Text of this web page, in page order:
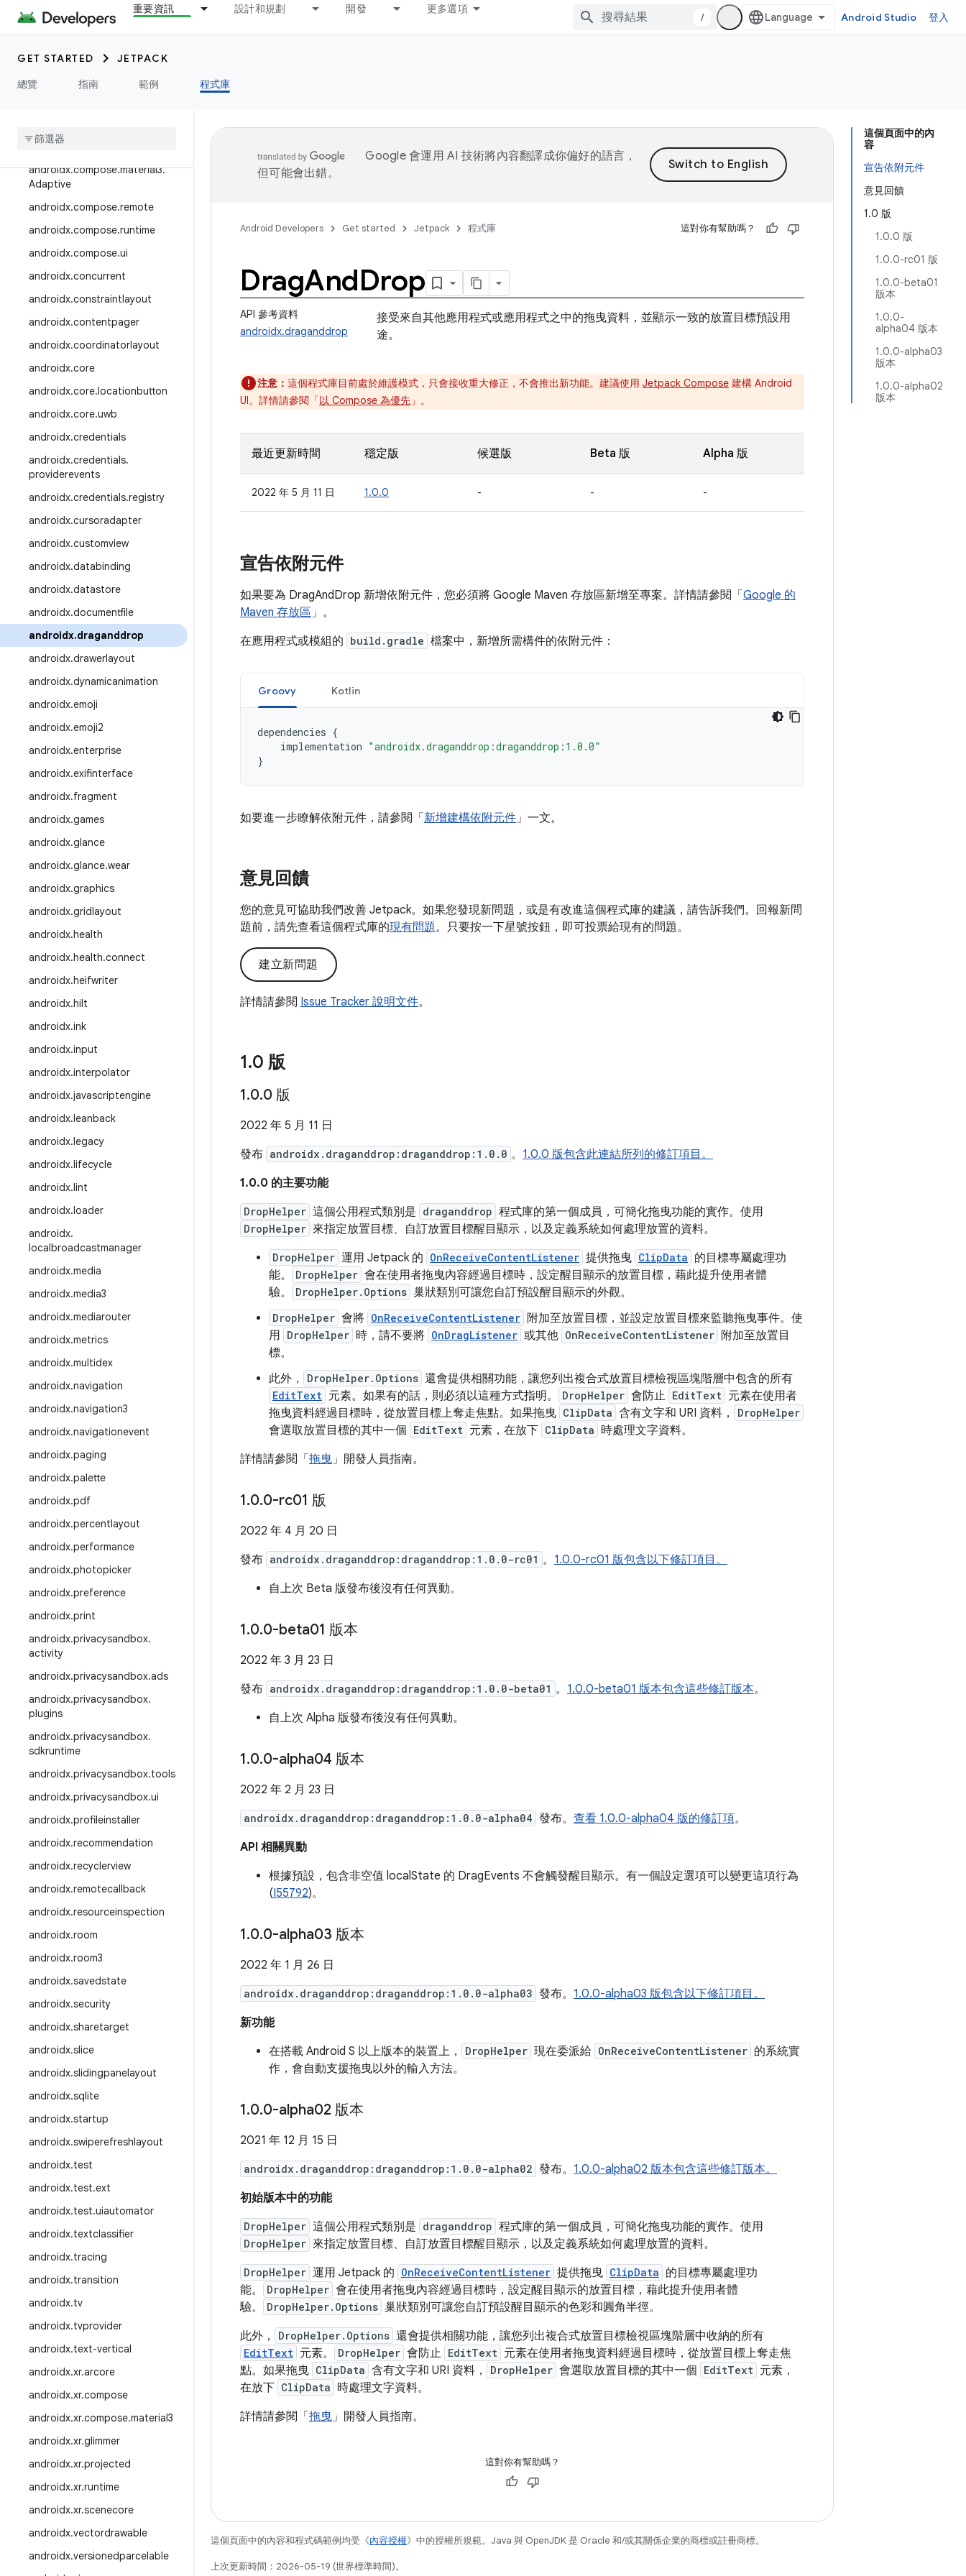
重要資訊 設計和規劃 開發 更多選項
/ Android Studio 登入
GET STARTED
JETPACK
總覽
指南 範例 程式庫
androidx.collection
androidx.compose
androidx.compose.animation
androidx.compose.compiler
androidx
androidx.compose.material3.
Adaptive
androidx.compose.remote
androidx.compose.runtime
androidx.compose.ui
androidx.concurrent
androidx.constraintlayout
androidx.contentpager
androidx.coordinatorlayout
androidx.core
androidx.core.locationbutton
androidx.core.uwb
androidx.credentials
androidx.credentials.
providerevents
androidx.credentials.registry
androidx.cursoradapter
androidx.customview
androidx.databinding
androidx.datastore
androidx.documentfile
androidx.draganddrop
androidx.drawerlayout
androidx.dynamicanimation
androidx.emoji
androidx.emoji2
androidx.enterprise
androidx.exifinterface
androidx.fragment
androidx.games
androidx.glance
androidx.glance.wear
androidx.graphics
androidx.gridlayout
androidx.health
androidx.health.connect
androidx.heifwriter
androidx.hilt
androidx.ink
androidx.input
androidx.interpolator
androidx.javascriptengine
androidx.leanback
androidx.legacy
androidx.lifecycle
androidx.lint
androidx.loader
androidx.
localbroadcastmanager
androidx.media
androidx.media3
androidx.mediarouter
androidx.metrics
androidx.multidex
androidx.navigation
androidx.navigation3
androidx.navigationevent
androidx.paging
androidx.palette
androidx.pdf
androidx.percentlayout
androidx.performance
androidx.photopicker
androidx.preference
androidx.print
androidx.privacysandbox.
activity
androidx.privacysandbox.ads
androidx.privacysandbox.
plugins
androidx.privacysandbox.
sdkruntime
androidx.privacysandbox.tools
androidx.privacysandbox.ui
androidx.profileinstaller
androidx.recommendation
androidx.recyclerview
androidx.remotecallback
androidx.resourceinspection
androidx.room
androidx.room3
androidx.savedstate
androidx.security
androidx.sharetarget
androidx.slice
androidx.slidingpanelayout
androidx.sqlite
androidx.startup
androidx.swiperefreshlayout
androidx.test
androidx.test.ext
androidx.test.uiautomator
androidx.textclassifier
androidx.tracing
androidx.transition
androidx.tv
androidx.tvprovider
androidx.text-vertical
androidx.xr.arcore
androidx.xr.compose
androidx.xr.compose.material3
androidx.xr.glimmer
androidx.xr.projected
androidx.xr.runtime
androidx.xr.scenecore
androidx.vectordrawable
androidx.versionedparcelable
這個頁面中的內
容
宣告依附元件
意見回饋
1.0 版
1.0.0 版
1.0.0-rc01 版
1.0.0-beta01
版本
1.0.0-
alpha04 版本
1.0.0-alpha03
版本
1.0.0-alpha02
版本
Google 會運用 AI 技術將內容翻譯成你偏好的語言，
但可能會出錯。
Android Developers Get started Jetpack 程式庫 這對你有幫助嗎？
DragAndDrop
API 參考資料
androidx.draganddrop
接受來自其他應用程式或應用程式之中的拖曳資料，並顯示一致的放置目標預設用
途。
注意： 這個程式庫目前處於維護模式，只會接收重大修正，不會推出新功能。建議使用 Jetpack Compose 建構 Android
UI。詳情請參閱「以 Compose 為優先 」。
最近更新時間 穩定版 候選版 Beta 版 Alpha 版
2022 年 5 月 11 日 1.0.0 - - -
宣告依附元件
如果要為 DragAndDrop 新增依附元件，您必須將 Google Maven 存放區新增至專案。詳情請參閱「 Google 的
Maven 存放區」。
在應用程式或模組的 build.gradle 檔案中，新增所需構件的依附元件：
Groovy Kotlin
dependencies {
implementation "androidx.draganddrop:draganddrop:1.0.0"
}
如要進一步瞭解依附元件，請參閱「 新增建構依附元件」一文。
意見回饋
您的意見可協助我們改善 Jetpack。如果您發現新問題，或是有改進這個程式庫的建議，請告訴我們。回報新問
題前，請先查看這個程式庫的現有問題。只要按一下星號按鈕，即可投票給現有的問題。
建立新問題
詳情請參閱 Issue Tracker 說明文件。
1.0 版
1.0.0 版
2022 年 5 月 11 日
發布 androidx.draganddrop:draganddrop:1.0.0 。 1.0.0 版包含此連結所列的修訂項目。
1.0.0 的主要功能
DropHelper 這個公用程式類別是 draganddrop 程式庫的第一個成員，可簡化拖曳功能的實作。使用
DropHelper 來指定放置目標、自訂放置目標醒目顯示，以及定義系統如何處理放置的資料。
DropHelper 運用 Jetpack 的 OnReceiveContentListener 提供拖曳 ClipData 的目標專屬處理功
能。
DropHelper 會在使用者拖曳內容經過目標時，設定醒目顯示的放置目標，藉此提升使用者體
驗。
DropHelper.Options 巢狀類別可讓您自訂預設醒目顯示的外觀。
DropHelper 會將 OnReceiveContentListener 附加至放置目標，並設定放置目標來監聽拖曳事件。使
用 DropHelper 時，請不要將 OnDragListener 或其他 OnReceiveContentListener 附加至放置目
標。
此外，
DropHelper.Options 還會提供相關功能，讓您列出複合式放置目標檢視區塊階層中包含的所有
EditText 元素。如果有的話，則必須以這種方式指明。 DropHelper 會防止 EditText 元素在使用者
拖曳資料經過目標時，從放置目標上奪走焦點。如果拖曳 ClipData 含有文字和 URI 資料， DropHelper
會選取放置目標的其中一個 EditText 元素，在放下 ClipData 時處理文字資料。
詳情請參閱「 拖曳」開發人員指南。
1.0.0-rc01 版
2022 年 4 月 20 日
發布 androidx.draganddrop:draganddrop:1.0.0-rc01 。 1.0.0-rc01 版包含以下修訂項目。
自上次 Beta 版發布後沒有任何異動。
1.0.0-beta01 版本
2022 年 3 月 23 日
發布 androidx.draganddrop:draganddrop:1.0.0-beta01 。 1.0.0-beta01 版本包含這些修訂版本。
自上次 Alpha 版發布後沒有任何異動。
1.0.0-alpha04 版本
2022 年 2 月 23 日
androidx.draganddrop:draganddrop:1.0.0-alpha04 發布。 查看 1.0.0-alpha04 版的修訂項。
API 相關異動
根據預設，包含非空值 localState 的 DragEvents 不會觸發醒目顯示。有一個設定選項可以變更這項行為
(I55792)。
1.0.0-alpha03 版本
2022 年 1 月 26 日
androidx.draganddrop:draganddrop:1.0.0-alpha03 發布。 1.0.0-alpha03 版包含以下修訂項目。
新功能
在搭載 Android S 以上版本的裝置上，
DropHelper 現在委派給 OnReceiveContentListener 的系統實
作，會自動支援拖曳以外的輸入方法。
1.0.0-alpha02 版本
2021 年 12 月 15 日
androidx.draganddrop:draganddrop:1.0.0-alpha02 發布。 1.0.0-alpha02 版本包含這些修訂版本。
初始版本中的功能
DropHelper 這個公用程式類別是 draganddrop 程式庫的第一個成員，可簡化拖曳功能的實作。使用
DropHelper 來指定放置目標、自訂放置目標醒目顯示，以及定義系統如何處理放置的資料。
DropHelper 運用 Jetpack 的 OnReceiveContentListener 提供拖曳 ClipData 的目標專屬處理功
能。
DropHelper 會在使用者拖曳內容經過目標時，設定醒目顯示的放置目標，藉此提升使用者體
驗。
DropHelper.Options 巢狀類別可讓您自訂預設醒目顯示的色彩和圓角半徑。
此外，
DropHelper.Options 還會提供相關功能，讓您列出複合式放置目標檢視區塊階層中收納的所有
EditText 元素。 DropHelper 會防止 EditText 元素在使用者拖曳資料經過目標時，從放置目標上奪走焦
點。如果拖曳 ClipData 含有文字和 URI 資料， DropHelper 會選取放置目標的其中一個 EditText 元素，
在放下 ClipData 時處理文字資料。
詳情請參閱「 拖曳」開發人員指南。
這對你有幫助嗎？
這個頁面中的內容和程式碼範例均受《內容授權》中的授權所規範。Java 與 OpenJDK 是 Oracle 和/或其關係企業的商標或註冊商標。
上次更新時間：2026-05-19 (世界標準時間)。